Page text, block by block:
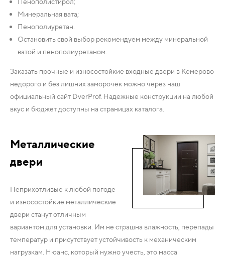
Минеральная вата;
Пенополиуретан.
Остановить свой выбор рекомендуем между минеральной
ватой и пенополиуретаном.
Заказать прочные и износостойкие входные двери в Кемерово
недорого и без лишних заморочек можно через наш
официальный сайт DverProf. Надежные конструкции на любой
вкус и бюджет доступны на страницах каталога.
Металлические
двери
Неприхотливые к любой погоде
и износостойкие металлические
двери станут отличным
вариантом для установки. Им не страшна влажность, перепады
температур и присутствует устойчивость к механическим
нагрузкам. Нюанс, который нужно учесть, это масса